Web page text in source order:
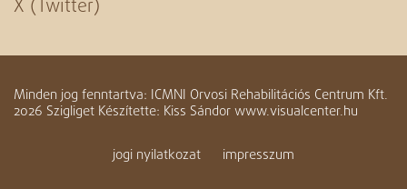
X (Twitter)
Minden jog fenntartva: ICMNI Orvosi Rehabilitációs Centrum Kft.
2026 Szigliget Készítette: Kiss Sándor www.visualcenter.hu
jogi nyilatkozat impresszum